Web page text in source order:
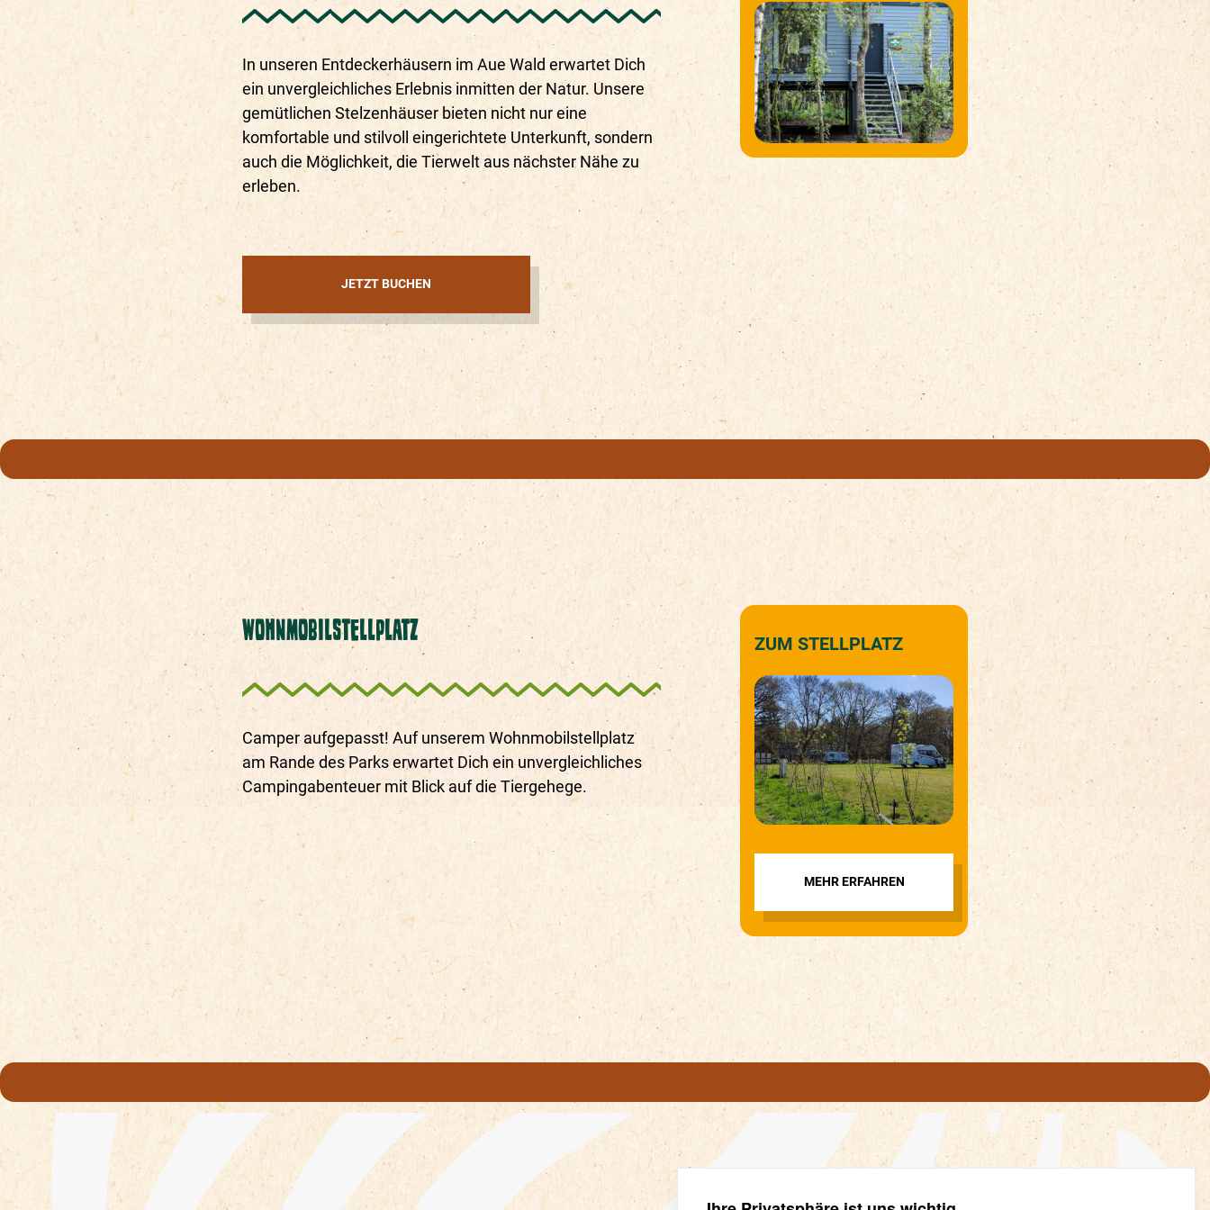
In unseren Entdeckerhäusern im Aue Wald erwartet Dich
ein unvergleichliches Erlebnis inmitten der Natur. Unsere
gemütlichen Stelzenhäuser bieten nicht nur eine
komfortable und stilvoll eingerichtete Unterkunft, sondern
auch die Möglichkeit, die Tierwelt aus nächster Nähe zu
erleben.
JETZT BUCHEN
WOHNMOBILSTELLPLATZ
Camper aufgepasst! Auf unserem Wohnmobilstellplatz
am Rande des Parks erwartet Dich ein unvergleichliches
Campingabenteuer mit Blick auf die Tiergehege.
ZUM STELLPLATZ
MEHR ERFAHREN